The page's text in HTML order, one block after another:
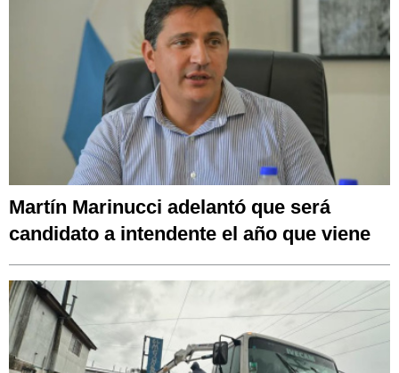
Martín Marinucci adelantó que será
candidato a intendente el año que viene